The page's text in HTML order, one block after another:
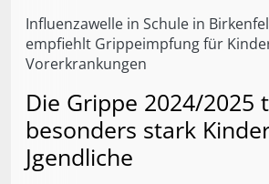
Influenzawelle in Schule in
empfiehlt Grippeimpfung für
Vorerkrankungen
Die Grippe 2024/2025
besonders stark
Jgendliche